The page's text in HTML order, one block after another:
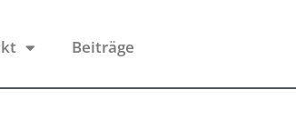
Beiträge